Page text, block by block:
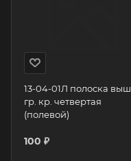
13-04-01Л полоска выш
гр. кр. четвертая
(полевой)
100 ₽